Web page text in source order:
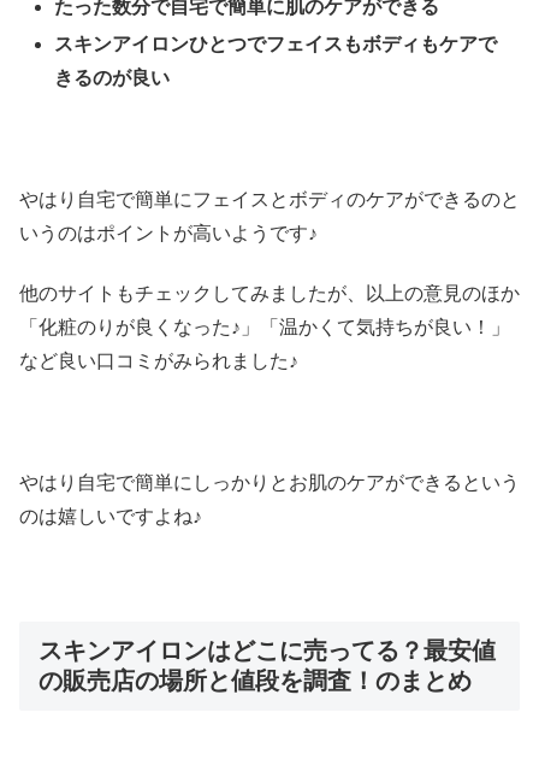
たった数分で自宅で簡単に肌のケアができる
スキンアイロンひとつでフェイスもボディもケアで
きるのが良い
やはり自宅で簡単にフェイスとボディのケアができるのと
いうのはポイントが高いようです♪
他のサイトもチェックしてみましたが、以上の意見のほか
「化粧のりが良くなった♪」「温かくて気持ちが良い！」
など良い口コミがみられました♪
やはり自宅で簡単にしっかりとお肌のケアができるという
のは嬉しいですよね♪
スキンアイロンはどこに売ってる？最安値
の販売店の場所と値段を調査！のまとめ